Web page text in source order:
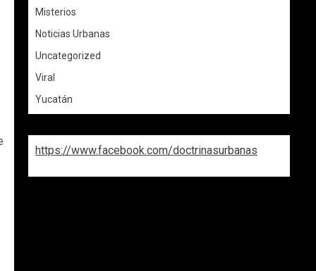
Misterios
Noticias Urbanas
Uncategorized
Viral
Yucatán
https://www.facebook.com/doctrinasurbanas